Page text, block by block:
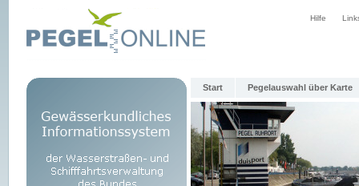
Hilfe
Start Pegelauswahl über Karte